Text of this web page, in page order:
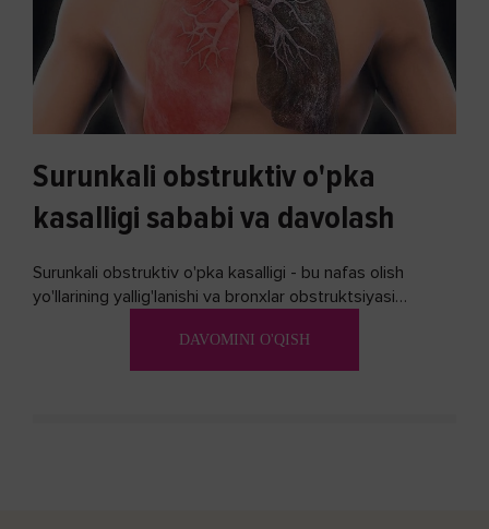
Surunkali obstruktiv o'pka
kasalligi sababi va davolash
Surunkali obstruktiv o'pka kasalligi - bu nafas olish
yo'llarining yallig'lanishi va bronxlar obstruktsiyasi
DAVOMINI O'QISH